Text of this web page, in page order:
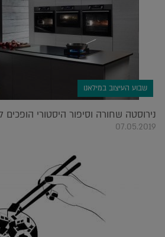
שבוע העיצוב במילאנו
נירוסטה שחורה וסיפור היסטורי הופכים
07.05.2019